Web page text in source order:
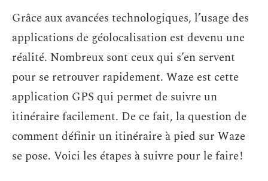
Grâce aux avancées technologiques, l’usage des
applications de géolocalisation est devenu une
réalité. Nombreux sont ceux qui s’en servent
pour se retrouver rapidement. Waze est cette
application GPS qui permet de suivre un
itinéraire facilement. De ce fait, la question de
comment définir un itinéraire à pied sur Waze
se pose. Voici les étapes à suivre pour le faire !